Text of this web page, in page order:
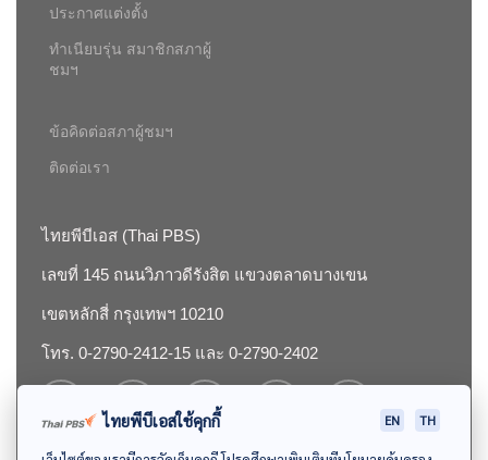
ประกาศแต่งตั้ง
ทำเนียบรุ่น สมาชิกสภาผู้
ชมฯ
ข้อคิดต่อสภาผู้ชมฯ
ติดต่อเรา
ไทยพีบีเอส (Thai PBS)
เลขที่ 145 ถนนวิภาวดีรังสิต แขวงตลาดบางเขน
เขตหลักสี่ กรุงเทพฯ 10210
โทร. 0-2790-2412-15 และ 0-2790-2402
ไทยพีบีเอสใช้คุกกี้ EN TH